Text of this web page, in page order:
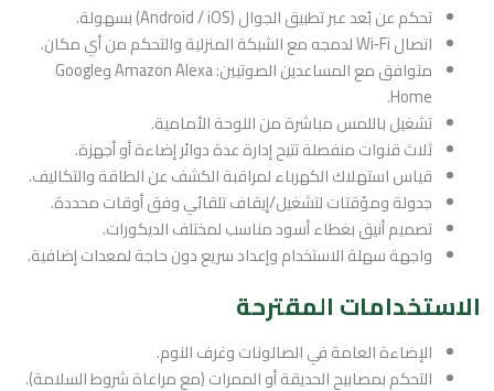
تحكم عن بُعد عبر تطبيق الجوال (Android / iOS) بسهولة.
اتصال Wi‑Fi لدمجه مع الشبكة المنزلية والتحكم من أي مكان.
متوافق مع المساعدين الصوتيين: Amazon Alexa وGoogle
Home.
تشغيل باللمس مباشرة من اللوحة الأمامية.
ثلاث قنوات منفصلة تتيح إدارة عدة دوائر إضاءة أو أجهزة.
قياس استهلاك الكهرباء لمراقبة الكشف عن الطاقة والتكاليف.
جدولة ومؤقتات لتشغيل/إيقاف تلقائي وفق أوقات محددة.
تصميم أنيق بغطاء أسود مناسب لمختلف الديكورات.
واجهة سهلة الاستخدام وإعداد سريع دون حاجة لمعدات إضافية.
الاستخدامات المقترحة
الإضاءة العامة في الصالونات وغرف النوم.
التحكم بمصابيح الحديقة أو الممرات (مع مراعاة شروط السلامة).